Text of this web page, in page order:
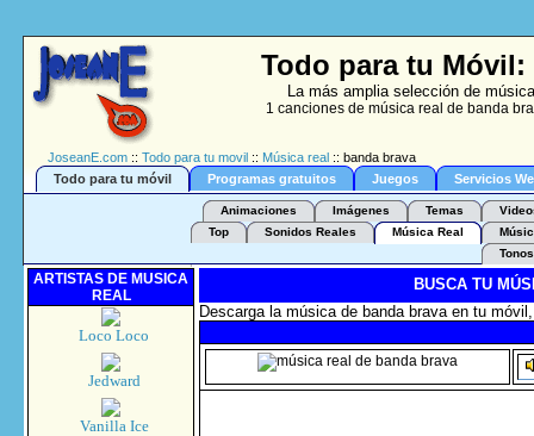
Todo para tu Móvil:
La más amplia selección de
1 canciones de música real de banda
JoseanE.com :: Todo para tu movil :: Música real :: banda brava
Todo para tu móvil
Programas gratuitos Juegos Servicios
Animaciones Imágenes Temas
Top
Sonidos Reales Música Real
Tonos
ARTISTAS DE MUSICA
REAL
Loco Loco
Jedward
Vanilla Ice
BUSCA TU
Descarga la música de banda brava en tu